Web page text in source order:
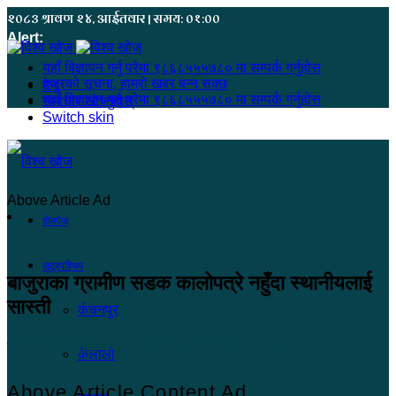
२०८३ श्रावण २४, आईतवार | समय: ०१:००
Alert:
यहाँ बिज्ञापन गर्नु परेमा ९८६८५५५७८० मा सम्पर्क गर्नुहोस
हजुरको सूचना, हाम्रो खबर बन्न सक्छ
यहाँ बिज्ञापन गर्नु परेमा ९८६८५५५७८० मा सम्पर्क गर्नुहोस
मेनू
समाचार खोज्नुहोस्
Switch skin
होमपेज
सुदूरपश्चिम
कंचनपुर
कैलाली
Above Article Ad
बाजुराका ग्रामीण सडक कालोपत्रे नहुँदा स्थानीयलाई
सास्ती
खोज सम्वाददाता२०८१ चैत्र २१, बिहीबार ०३:१६